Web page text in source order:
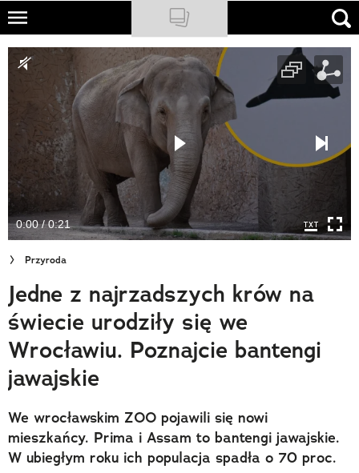
Skip
main
content
NATIONAL GEOGRAPHIC
TRAVELER
PODCASTY
Sklep
Newsletter
Cuda Polski
Wielki Konkurs Fotograficzny
Trendbook Podróżniczy
Polecane
0:00 / 0:21
Przyroda
Jedne z najrzadszych krów na
świecie urodziły się we
Wrocławiu. Poznajcie bantengi
jawajskie
We wrocławskim ZOO pojawili się nowi
mieszkańcy. Prima i Assam to bantengi jawajskie.
W ubiegłym roku ich populacja spadła o 70 proc.